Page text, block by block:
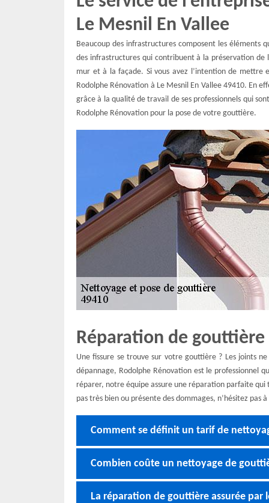
Le Mesnil En Vallee
Beaucoup des infrastructures composent les éléments
des infrastructures qui contribuent à la préservation de
mur et à la façade. Si vous avez l’intention de mettre
Rodolphe Rénovation à Le Mesnil En Vallee 49410. En
grâce à la qualité de travail de ses professionnels qui
Rodolphe Rénovation pour la pose de votre gouttière.
Réparation de gouttière
Une fissure se trouve sur votre gouttière ? Les joints
dépannage, Rodolphe Rénovation est le professionnel
réparer, notre équipe assure une réparation parfaite
pas très bien ou présente des dommages, n’hésitez
Comment se définit un tarif de
Combien coûte un nettoyage de
La réparation de gouttière assurée par